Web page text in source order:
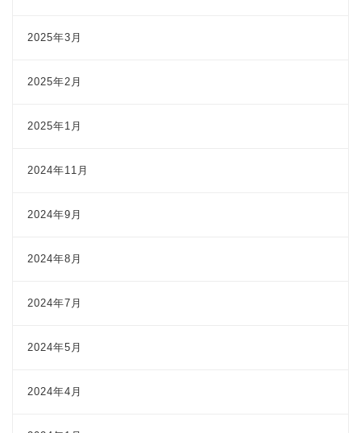
2025年3月
2025年2月
2025年1月
2024年11月
2024年9月
2024年8月
2024年7月
2024年5月
2024年4月